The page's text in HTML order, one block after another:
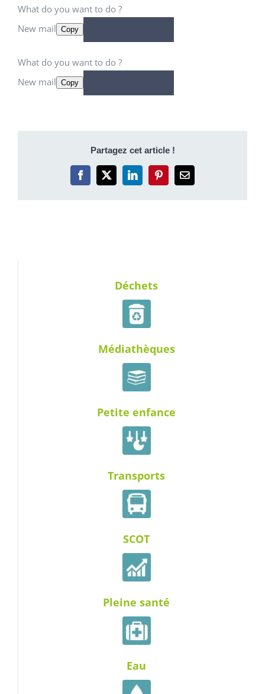
What do you want to do ?
New mail Copy
What do you want to do ?
New mail Copy
Partagez cet article !
Facebook
X LinkedInPinterestEmail
Déchets
Médiathèques
Petite enfance
Transports
SCOT
Pleine santé
Eau